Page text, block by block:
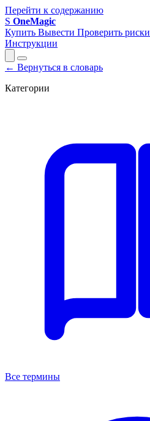
Перейти к содержанию
S OneMagic
Купить Вывести Проверить риски
Инструкции
← Вернуться в словарь
Категории
Все термины